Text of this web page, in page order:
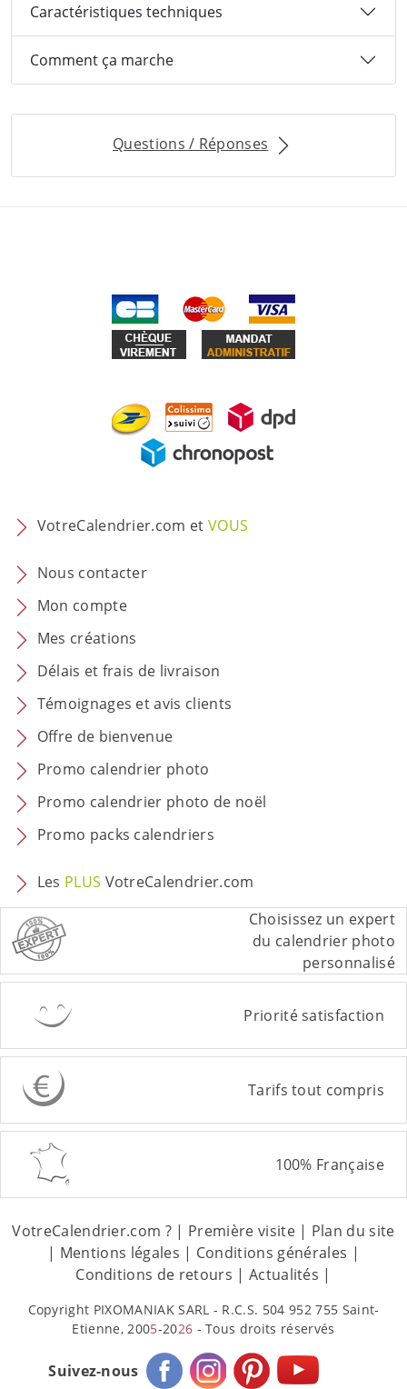
Caractéristiques techniques
Comment ça marche
Questions / Réponses
VotreCalendrier.com etVOUS
Nous contacter
Mon compte
Mes créations
Délais et frais de livraison
Témoignages et avis clients
Offre de bienvenue
Promo calendrier photo
Promo calendrier photo de noël
Promo packs calendriers
Les PLUS VotreCalendrier.com
Choisissez un expert
du calendrier photo
personnalisé
Priorité satisfaction
Tarifs tout compris
100% Française
VotreCalendrier.com ? | Première visite| Plan du site
| Mentions légales | Conditions générales |
Conditions de retours | Actualités |
Copyright PIXOMANIAK SARL - R.C.S. 504 952 755 Saint-
Etienne, 2005-2026 - Tous droits réservés
Suivez-nous